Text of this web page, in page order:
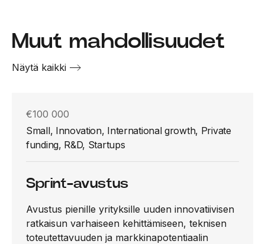
Muut mahdollisuudet
Näytä kaikki
€100 000
Small, Innovation, International growth, Private
funding, R&D, Startups
Sprint-avustus
Avustus pienille yrityksille uuden innovatiivisen
ratkaisun varhaiseen kehittämiseen, teknisen
toteutettavuuden ja markkinapotentiaalin